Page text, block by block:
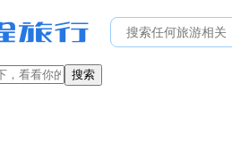
搜索